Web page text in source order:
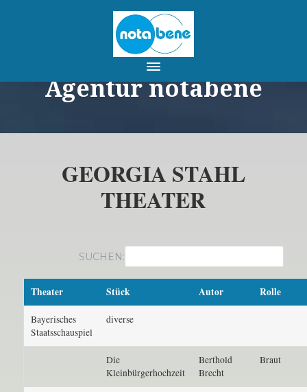
Agentur notabene
GEORGIA STAHL
THEATER
SUCHEN:
Theater Stück Autor Rolle
Bayerisches
Staatsschauspiel
diverse
Die
Kleinbürgerhochzeit
Berthold
Brecht
Braut